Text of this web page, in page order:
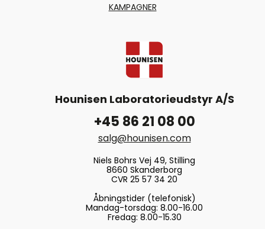
KAMPAGNER
Hounisen Laboratorieudstyr A/S
+45 86 21 08 00
salg@hounisen.com
Niels Bohrs Vej 49, Stilling
8660 Skanderborg
CVR 25 57 34 20
Åbningstider (telefonisk)
Mandag-torsdag: 8.00-16.00
Fredag: 8.00-15.30